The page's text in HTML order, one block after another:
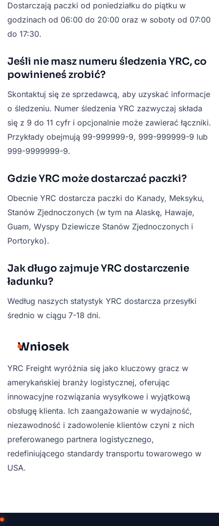
Dostarczają paczki od poniedziałku do piątku w
godzinach od 06:00 do 20:00 oraz w soboty od 07:00
do 17:30.
Jeśli nie masz numeru śledzenia YRC, co
powinieneś zrobić?
Skontaktuj się ze sprzedawcą, aby uzyskać informacje
o śledzeniu. Numer śledzenia YRC zazwyczaj składa
się z 9 do 11 cyfr i opcjonalnie może zawierać łączniki.
Przykłady obejmują 99-999999-9, 999-999999-9 lub
999-9999999-9.
Gdzie YRC może dostarczać paczki?
Obecnie YRC dostarcza paczki do Kanady, Meksyku,
Stanów Zjednoczonych (w tym na Alaskę, Hawaje,
Guam, Wyspy Dziewicze Stanów Zjednoczonych i
Portoryko).
Jak długo zajmuje YRC dostarczenie
ładunku?
Według naszych statystyk YRC dostarcza przesyłki
średnio w ciągu 7-18 dni.
Wniosek
YRC Freight wyróżnia się jako kluczowy gracz w
amerykańskiej branży logistycznej, oferując
innowacyjne rozwiązania wysyłkowe i wyjątkową
obsługę klienta. Ich zaangażowanie w wydajność,
niezawodność i zadowolenie klientów czyni z nich
preferowanego partnera logistycznego,
redefiniującego standardy transportu towarowego w
USA.